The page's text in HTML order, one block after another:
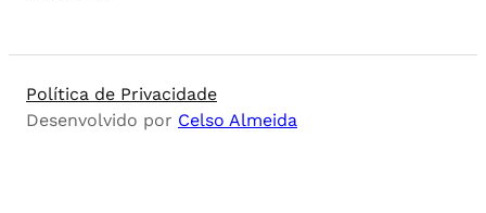
Política de Privacidade
Desenvolvido por Celso Almeida